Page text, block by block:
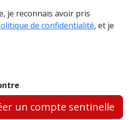
je reconnais avoir pris
de confidentialité, et je
un compte sentinelle